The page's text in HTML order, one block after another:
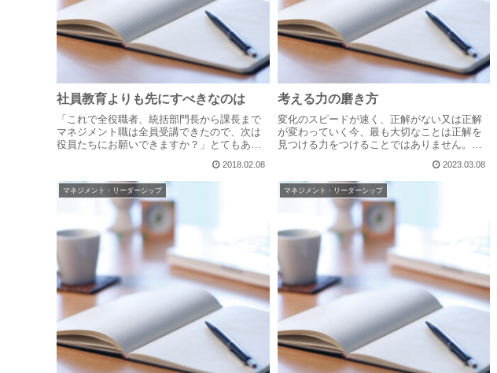
社員教育よりも先にすべきなのは
「これで全役職者、統括部門長から課長まで
マネジメント職は全員受講できたので、次は
役員たちにお願いできますか？」とてもあり
ただきご好評いただいたEQ研修を、今度はそ
の会社の役員様達にとお話を頂きました。...
2018.02.08
考える力の磨き方
変化のスピードが速く、正解がない又は正解
が変わっていく今、最も大切なことは正解を
見つける力をつけることではありません。そ
つけるのではなく、正解とすべきコトを見つ
けるために考える力をつけることが今を生
き...
2023.03.08
マネジメント・リーダーシップ マネジメント・リーダーシップ